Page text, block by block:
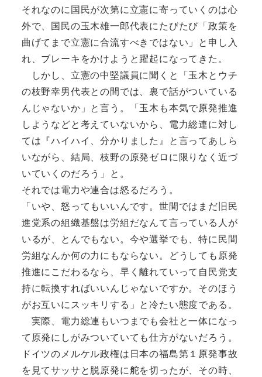
それなのに国民が次第に立憲に寄っていくのは心
外で、国民の玉木雄一郎代表にたびたび「政策を
曲げてまで立憲に合流すべきではない」と申し入
れ、ブレーキをかけようと躍起になってきた。
しかし、立憲の中堅議員に聞くと「玉木とウチ
の枝野幸男代表との間では、裏で話がついている
んじゃないか」と言う。「玉木も本気で原発推進
しようなどと考えていないから、電力総連に対し
ては『ハイハイ、分かりました』と言ってあしら
いながら、結局、枝野の原発ゼロに限りなく近づ
いていくのだろう」と。
それでは電力や連合は怒るだろう。
「いや、怒ってもいいんです。世間ではまだ旧民
進党系の組織基盤は労組だなんて言っている人が
いるが、とんでもない。今や選挙でも、特に民間
労組なんか何の力にもならない。どうしても原発
推進にこだわるなら、早く離れていって自民党支
持に転換すればいいんじゃないですか。そのほう
がお互いにスッキリする」と冷たい態度である。
実際、電力総連もいつまでも会社と一体になっ
て原発にしがみついていても仕方がないだろう。
ドイツのメルケル政権は日本の福島第１原発事故
を見てサッサと脱原発に舵を切ったが、その時、